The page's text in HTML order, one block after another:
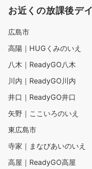
お近くの放課後デイ
広島市
高陽｜HUGくみのいえ
八木｜ReadyGO八木
川内｜ReadyGO川内
井口｜ReadyGO井口
矢野｜ここいろのいえ
東広島市
寺家｜まなびあいのいえ
高屋｜ReadyGO高屋